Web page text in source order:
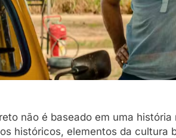
não é baseado em uma
históricos, elementos da cultura